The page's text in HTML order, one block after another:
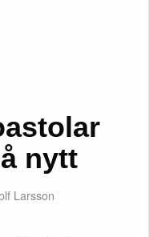
nytt
Larsson